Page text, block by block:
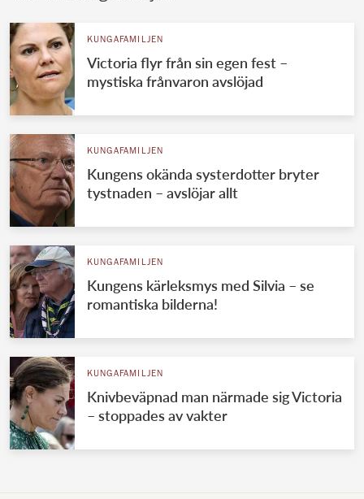
KUNGAFAMILJEN
Victoria flyr från sin egen fest –
mystiska frånvaron avslöjad
KUNGAFAMILJEN
Kungens okända systerdotter bryter
tystnaden – avslöjar allt
KUNGAFAMILJEN
Kungens kärleksmys med Silvia – se
romantiska bilderna!
KUNGAFAMILJEN
Knivbeväpnad man närmade sig Victoria
– stoppades av vakter